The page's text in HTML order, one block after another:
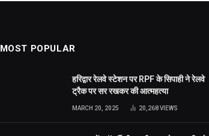
MOST POPULAR
हरिद्वार रेलवे स्टेशन पर RPF के सिपाही ने रेलवे
ट्रैक पर सर रखकर की आत्महत्या
MARCH 20, 2025 20,268VIEWS